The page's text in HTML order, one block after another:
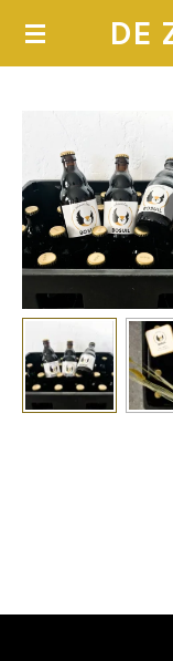
Ga
direct
naar
hoofdinhoud
DE